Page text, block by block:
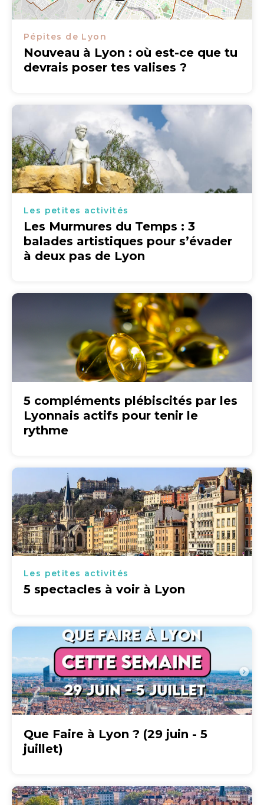
Pépites de Lyon
Nouveau à Lyon : où est-ce que tu
devrais poser tes valises ?
Les petites activités
Les Murmures du Temps : 3
balades artistiques pour s’évader
à deux pas de Lyon
5 compléments plébiscités par les
Lyonnais actifs pour tenir le
rythme
Les petites activités
5 spectacles à voir à Lyon
Que Faire à Lyon ? (29 juin - 5
juillet)